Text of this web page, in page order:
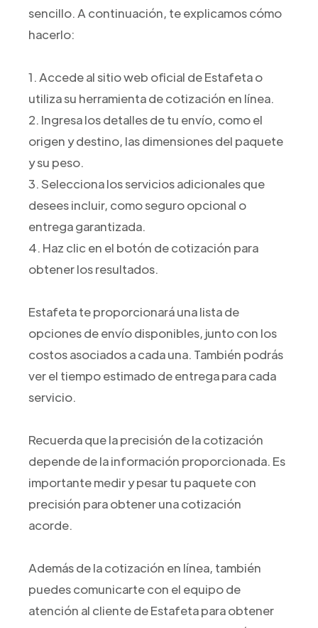
sencillo. A continuación, te explicamos cómo
hacerlo:
1. Accede al sitio web oficial de Estafeta o
utiliza su herramienta de cotización en línea.
2. Ingresa los detalles de tu envío, como el
origen y destino, las dimensiones del paquete
y su peso.
3. Selecciona los servicios adicionales que
desees incluir, como seguro opcional o
entrega garantizada.
4. Haz clic en el botón de cotización para
obtener los resultados.
Estafeta te proporcionará una lista de
opciones de envío disponibles, junto con los
costos asociados a cada una. También podrás
ver el tiempo estimado de entrega para cada
servicio.
Recuerda que la precisión de la cotización
depende de la información proporcionada. Es
importante medir y pesar tu paquete con
precisión para obtener una cotización
acorde.
Además de la cotización en línea, también
puedes comunicarte con el equipo de
atención al cliente de Estafeta para obtener